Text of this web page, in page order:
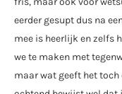
eerder gesupt dus na
mee is heerlijk en zelfs
we te maken met
maar wat geeft het toch